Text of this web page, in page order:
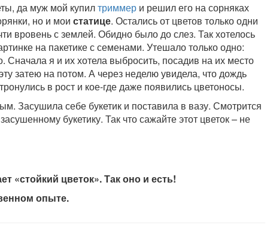
да муж мой купилтриммер и решил его на сорняках
но и мои статице. Остались от цветов только одни
вровень с землей. Обидно было до слез. Так хотелось
на пакетике с семенами. Утешало только одно:
Сначала я и их хотела выбросить, посадив на их место
затею на потом. А через неделю увидела, что дождь
в рост и кое-где даже появились цветоносы.
Засушила себе букетик и поставила в вазу. Смотрится
букетику. Так что сажайте этот цветок – не
«стойкий цветок». Так оно и есть!
опыте.